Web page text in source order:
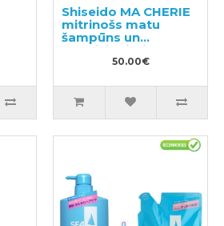
Shiseido MA CHERIE
mitrinošs matu
šampūns un
kondicionieris 450ml
50.00€